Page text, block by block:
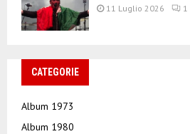
11 Luglio 2026 1
CATEGORIE
Album 1973
Album 1980